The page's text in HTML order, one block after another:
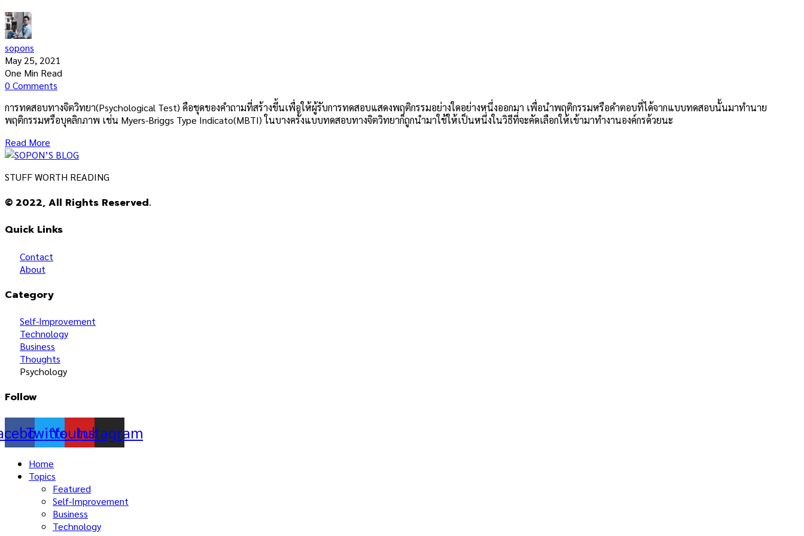
sopons
May 25, 2021
One Min Read
0 Comments
การทดสอบทางจิตวิทยา(Psychological Test) คือชุดของคําถามที่สร้างขึ้นเพื่อให้ผู้รับการทดสอบแสดงพฤติกรรมอย่างใดอย่างหนึ่งออกมา เพื่อนำพฤติกรรมหรือคำตอบที่ได้จากแบบทดสอบนั้นมาทํานาย
พฤติกรรมหรือบุคลิกภาพ เช่น Myers-Briggs Type Indicato(MBTI) ในบางครั้งแบบทดสอบทางจิตวิทยาก็ถูกนำมาใช้ให้เป็นหนึ่งในวิธีที่จะคัดเลือกให้เข้ามาทำงานองค์กรด้วยนะ
Read More
STUFF WORTH READING
© 2022, All Rights Reserved.
Quick Links
Contact
About
Category
Self-Improvement
Technology
Business
Thoughts
Psychology
Follow
TwitterYoutube
Instagram
Home
Topics
Featured
Self-Improvement
Business
Technology